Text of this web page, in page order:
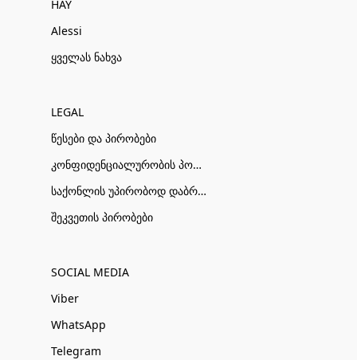
HAY
Alessi
ყველას ნახვა
LEGAL
წესები და პირობები
კონფიდენციალურობის პოლიტიკა
საქონლის უპირობოდ დაბრუნების პირობები
შეკვეთის პირობები
SOCIAL MEDIA
Viber
WhatsApp
Telegram